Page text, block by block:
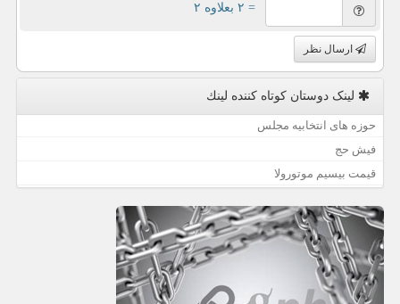
= ۲ بعلاوه ۲
ارسال نظر
لینک دوستان كوتاه كننده لینك
حوزه های انتخابیه مجلس
فیش حج
قیمت بیسیم موتورولا